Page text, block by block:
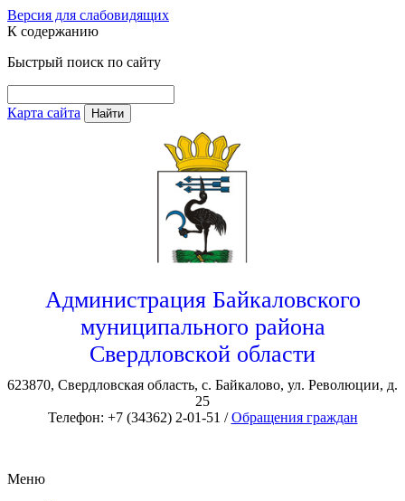
Версия для слабовидящих
К содержанию
Быстрый поиск по сайту
Карта сайта Найти
Администрация Байкаловского
муниципального района
Свердловской области
623870, Свердловская область, с. Байкалово, ул. Революции, д.
25
Телефон: +7 (34362) 2-01-51 /Обращения граждан
Меню